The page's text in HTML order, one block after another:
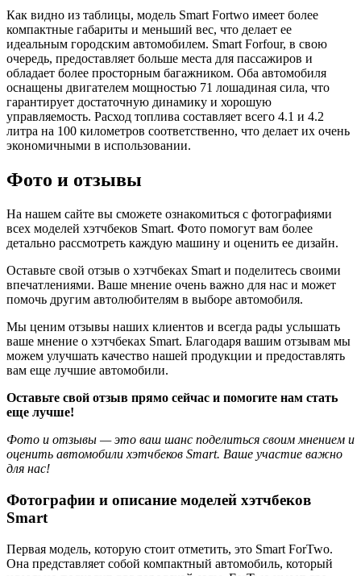
Как видно из таблицы, модель Smart Fortwo имеет более
компактные габариты и меньший вес, что делает ее
идеальным городским автомобилем. Smart Forfour, в свою
очередь, предоставляет больше места для пассажиров и
обладает более просторным багажником. Оба автомобиля
оснащены двигателем мощностью 71 лошадиная сила, что
гарантирует достаточную динамику и хорошую
управляемость. Расход топлива составляет всего 4.1 и 4.2
литра на 100 километров соответственно, что делает их очень
экономичными в использовании.
Фото и отзывы
На нашем сайте вы сможете ознакомиться с фотографиями
всех моделей хэтчбеков Smart. Фото помогут вам более
детально рассмотреть каждую машину и оценить ее дизайн.
Оставьте свой отзыв о хэтчбеках Smart и поделитесь своими
впечатлениями. Ваше мнение очень важно для нас и может
помочь другим автолюбителям в выборе автомобиля.
Мы ценим отзывы наших клиентов и всегда рады услышать
ваше мнение о хэтчбеках Smart. Благодаря вашим отзывам мы
можем улучшать качество нашей продукции и предоставлять
вам еще лучшие автомобили.
Оставьте свой отзыв прямо сейчас и помогите нам стать
еще лучше!
Фото и отзывы — это ваш шанс поделиться своим мнением и
оценить автомобили хэтчбеков Smart. Ваше участие важно
для нас!
Фотографии и описание моделей хэтчбеков
Smart
Первая модель, которую стоит отметить, это Smart ForTwo.
Она представляет собой компактный автомобиль, который